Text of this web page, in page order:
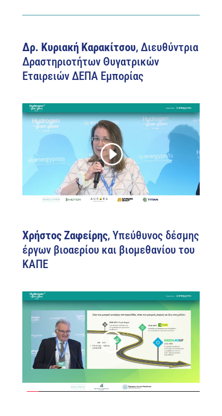
Δρ. Κυριακή Καρακίτσου, Διευθύντρια
Δραστηριοτήτων Θυγατρικών
Εταιρειών ΔΕΠΑ Εμπορίας
Χρήστος Ζαφείρης, Υπεύθυνος δέσμης
έργων βιοαερίου και βιομεθανίου του
ΚΑΠΕ